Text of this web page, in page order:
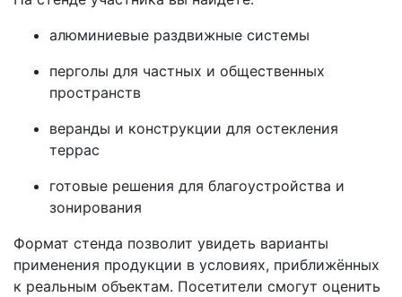
алюминиевые раздвижные системы
перголы для частных и общественных
пространств
веранды и конструкции для остекления
террас
готовые решения для благоустройства и
зонирования
Формат стенда позволит увидеть варианты
применения продукции в условиях, приближённых
к реальным объектам. Посетители смогут оценить